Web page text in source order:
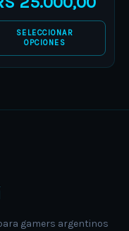
SELECCIONAR
OPCIONES
gamers argentinos